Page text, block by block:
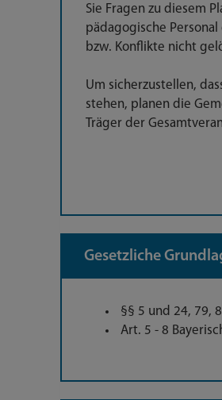
Sie Fragen zu diesem
pädagogische
bzw. Konflikte nicht
Um sicherzustellen,
stehen, planen die
Träger der
Gesetzliche
§§ 5 und 24, 79,
Art. 5 - 8